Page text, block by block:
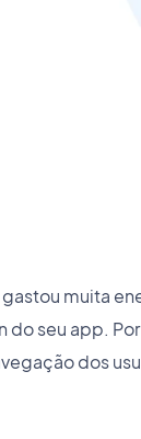
muita
do seu app.
dos